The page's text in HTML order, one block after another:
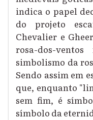
indica o papel
do projeto
Chevalier e
rosa-dos-
simbolismo da
Sendo assim em
que, enquanto
sem fim, é
símbolo da